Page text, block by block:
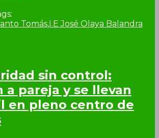
Tomás, I.E José Olaya Balandra
sin control:
a pareja y se llevan
en pleno centro de